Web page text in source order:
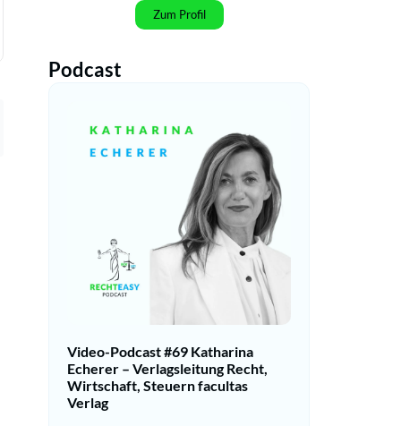
Zum Profil
Podcast
Video-Podcast #69 Katharina
Echerer – Verlagsleitung Recht,
Wirtschaft, Steuern facultas
Verlag